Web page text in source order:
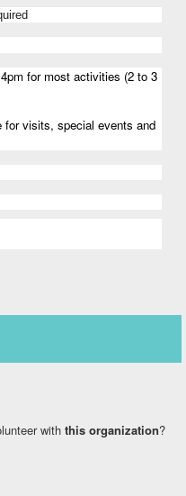
for most activities (2 to 3
for visits, special events and
with this organization?